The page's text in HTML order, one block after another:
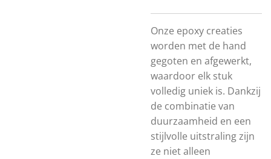
Onze epoxy creaties
worden met de hand
gegoten en afgewerkt,
waardoor elk stuk
volledig uniek is. Dankzij
de combinatie van
duurzaamheid en een
stijlvolle uitstraling zijn
ze niet alleen